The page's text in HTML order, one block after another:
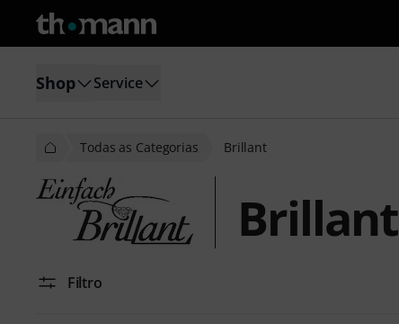
Shop Service
Todas as Categorias Brillant
Brillant
Filtro